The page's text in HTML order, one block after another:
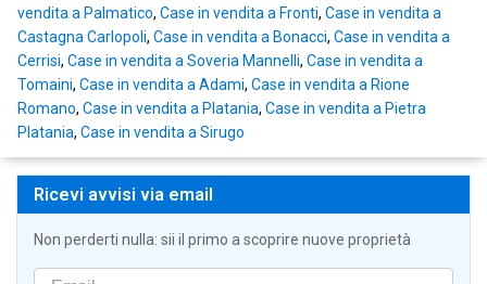
vendita a Palmatico, Case in vendita a Fronti, Case in vendita a
Castagna Carlopoli, Case in vendita a Bonacci, Case in vendita a
Cerrisi, Case in vendita a Soveria Mannelli, Case in vendita a
Tomaini, Case in vendita a Adami, Case in vendita a Rione
Romano, Case in vendita a Platania, Case in vendita a Pietra
Platania, Case in vendita a Sirugo
Ricevi avvisi via email
Non perderti nulla: sii il primo a scoprire nuove proprietà